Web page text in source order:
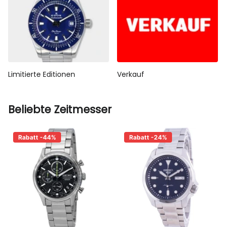
Limitierte Editionen Verkauf
Beliebte Zeitmesser
Rabatt -44% Rabatt -24%